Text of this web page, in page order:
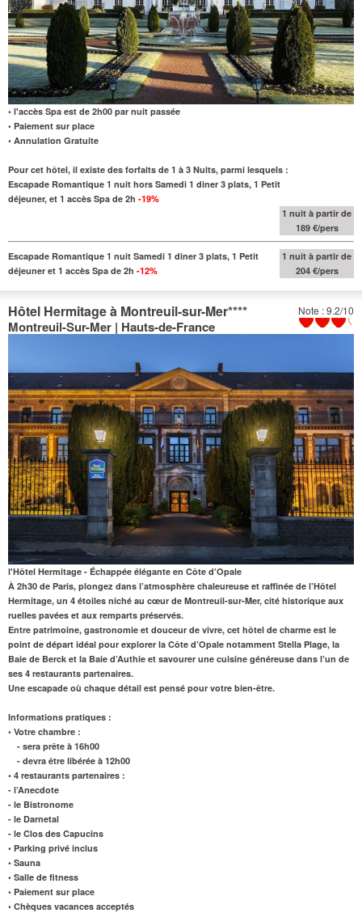
• l'accès Spa est de 2h00 par nuit passée
• Paiement sur place
• Annulation Gratuite
Pour cet hôtel, il existe des forfaits de 1 à 3 Nuits, parmi lesquels :
Escapade Romantique 1 nuit hors Samedi 1 diner 3 plats, 1 Petit
déjeuner, et 1 accès Spa de 2h -19%
1 nuit à partir de
189 €/pers
Escapade Romantique 1 nuit Samedi 1 diner 3 plats, 1 Petit
déjeuner et 1 accès Spa de 2h -12%
1 nuit à partir de
204 €/pers
Note : 9.2/10
Hôtel Hermitage à Montreuil-sur-Mer****
Montreuil-Sur-Mer | Hauts-de-France
l'Hôtel Hermitage - Échappée élégante en Côte d’Opale
À 2h30 de Paris, plongez dans l’atmosphère chaleureuse et raffinée de l’Hôtel
Hermitage, un 4 étoiles niché au cœur de Montreuil-sur-Mer, cité historique aux
ruelles pavées et aux remparts préservés.
Entre patrimoine, gastronomie et douceur de vivre, cet hôtel de charme est le
point de départ idéal pour explorer la Côte d’Opale notamment Stella Plage, la
Baie de Berck et la Baie d’Authie et savourer une cuisine généreuse dans l’un de
ses 4 restaurants partenaires.
Une escapade où chaque détail est pensé pour votre bien-être.
Informations pratiques :
• Votre chambre :
- sera prête à 16h00
- devra être libérée à 12h00
• 4 restaurants partenaires :
- l’Anecdote
- le Bistronome
- le Darnetal
- le Clos des Capucins
• Parking privé inclus
• Sauna
• Salle de fitness
• Paiement sur place
• Chèques vacances acceptés